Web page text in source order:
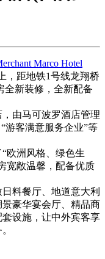
Marco Hotel
，距地铁1号线龙翔桥
全新装修，全新配备
由马可波罗酒店管理
游客满意服务企业”等
洲风格、绿色生
宽敞温馨，配备优质
料餐厅、地道意大利
豪华宴会厅、精品商
设施，让中外宾客享